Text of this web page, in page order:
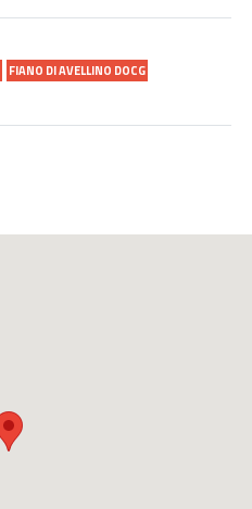
FIANO DI AVELLINO DOCG